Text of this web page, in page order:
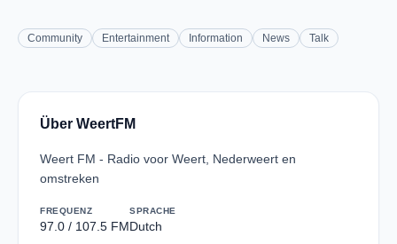
Community Entertainment Information News Talk
Über WeertFM
Weert FM - Radio voor Weert, Nederweert en
omstreken
FREQUENZ
97.0 / 107.5 FM
SPRACHE
Dutch